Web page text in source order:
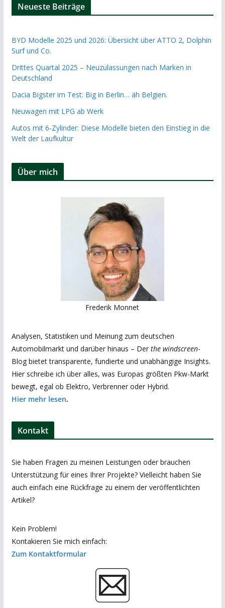
Neueste Beiträge
BYD Modelle 2025 und 2026: Übersicht über ATTO 2, Dolphin
Surf und Co.
Drittes Quartal 2025 – Neuzulassungen nach Marken in
Deutschland
Dacia Bigster im Test: Big in Berlin… äh Belgien.
Neuwagen mit LPG ab Werk
Autos mit 6-Zylinder: Diese Modelle bieten den Einstieg in die
Welt der Laufkultur
Über mich
Frederik Monnet
Analysen, Statistiken und Meinung zum deutschen
Automobilmarkt und darüber hinaus – Der the windscreen-
Blog bietet transparente, fundierte und unabhängige Insights.
Hier schreibe ich über alles, was Europas größten Pkw-Markt
bewegt, egal ob Elektro, Verbrenner oder Hybrid.
Hier mehr lesen.
Kontakt
Sie haben Fragen zu meinen Leistungen oder brauchen
Unterstützung für eines Ihrer Projekte? Vielleicht haben Sie
auch einfach eine Rückfrage zu einem der veröffentlichten
Artikel?
Kein Problem!
Kontakieren Sie mich einfach:
Zum Kontaktformular